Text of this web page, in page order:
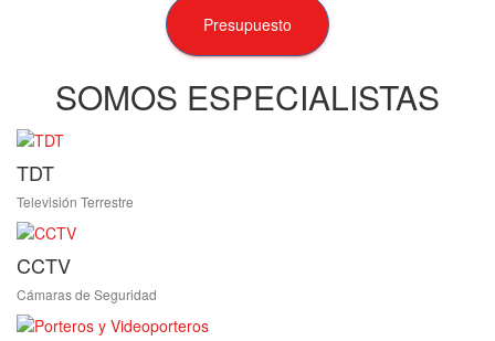
Presupuesto
SOMOS ESPECIALISTAS
TDT
Televisión Terrestre
CCTV
Cámaras de Seguridad